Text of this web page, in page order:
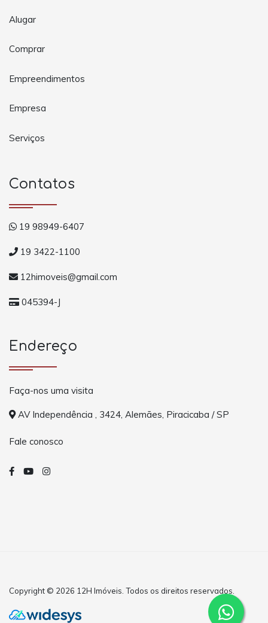
Alugar
Comprar
Empreendimentos
Empresa
Serviços
Contatos
19 98949-6407
19 3422-1100
12himoveis@gmail.com
045394-J
Endereço
Faça-nos uma visita
AV Independência , 3424, Alemães, Piracicaba / SP
Fale conosco
Copyright © 2026 12H Imóveis. Todos os direitos reservados.